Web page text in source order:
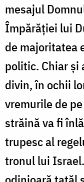
mesajul
Împărăției lui
de majoritatea
politic. Chiar și
divin, în ochii
vremurile de
străină va fi
trupesc al
tronul lui